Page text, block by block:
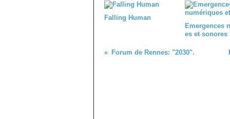
Falling Human
Emergences
es et sonores
Forum de Rennes: "2030".